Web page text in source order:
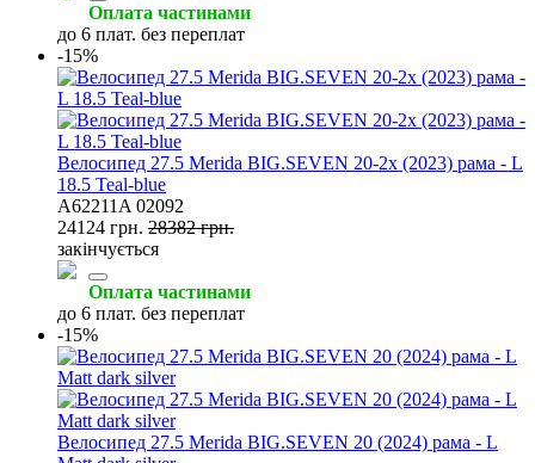
Оплата частинами
до 6 плат. без переплат
-15%
Велосипед 27.5 Merida BIG.SEVEN 20-2x (2023) рама - L
18.5 Teal-blue
A62211A 02092
24124 грн. 28382 грн.
закінчується
Оплата частинами
до 6 плат. без переплат
-15%
Велосипед 27.5 Merida BIG.SEVEN 20 (2024) рама - L